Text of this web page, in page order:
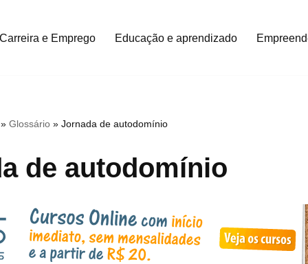
Carreira e Emprego Educação e aprendizado
Glossário »Jornada de autodomínio
de autodomínio